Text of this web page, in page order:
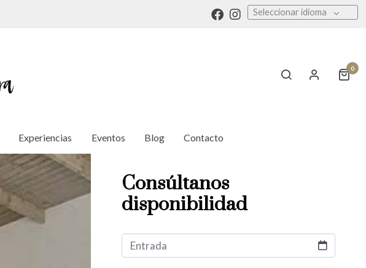
Seleccionar idioma
0
Experiencias Eventos Blog Contacto
Consúltanos
disponibilidad